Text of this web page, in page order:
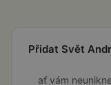
Přidat Svět
ať vám